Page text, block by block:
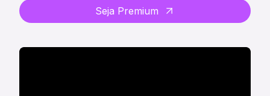
Seja Premium